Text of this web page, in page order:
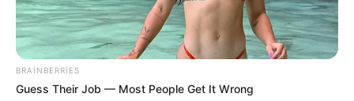
BRAINBERRIES
Guess Their Job — Most People Get It Wrong